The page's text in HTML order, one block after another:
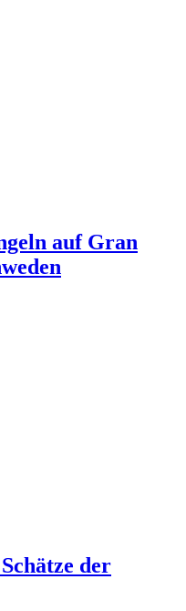
auf Gran
der